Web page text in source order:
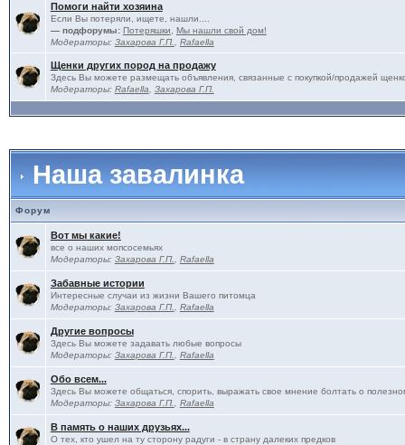
Помоги найти хозяина
Если Вы потеряли, ищете, нашли....
— подфорумы: Потеряшки
Мы нашли свой дом!
Модераторы: Захарова Г.П. Rafaella
Щенки других пород на продажу
Здесь Вы можете размещать объявления, связанные с покупкой/продажей
Модераторы: Rafaella Захарова Г.П.
Наша завалинка
Форум
Вот мы какие!
все о наших мопсосемьях
Модераторы: Захарова Г.П. Rafaella
Забавные истории
Интересные случаи из жизни Вашего питомца
Модераторы: Захарова Г.П. Rafaella
Другие вопросы
Здесь Вы можете задавать любые вопросы
Модераторы: Захарова Г.П. Rafaella
Обо всем...
Здесь Вы можете общаться, спорить, выражать свое мнение болтать о
Модераторы: Захарова Г.П. Rafaella
В память о наших друзьях...
О тех, кто ушел на ту сторону радуги - в страну далеких предков